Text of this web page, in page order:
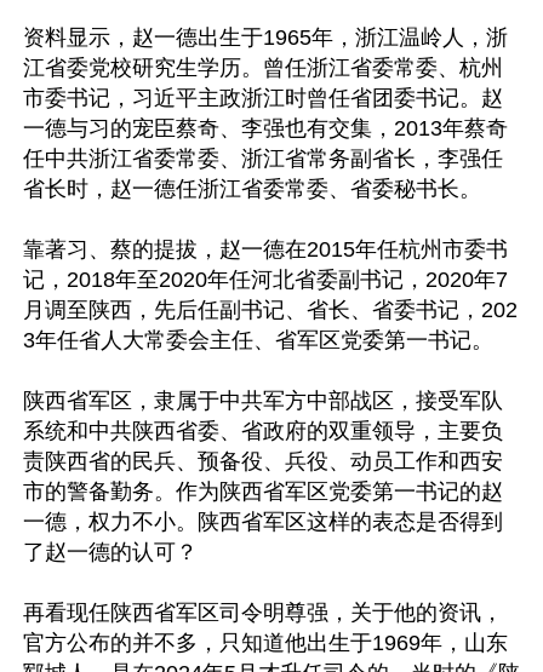
资料显示，赵一德出生于1965年，浙江温岭人，浙
江省委党校研究生学历。曾任浙江省委常委、杭州
市委书记，习近平主政浙江时曾任省团委书记。赵
一德与习的宠臣蔡奇、李强也有交集，2013年蔡奇
任中共浙江省委常委、浙江省常务副省长，李强任
省长时，赵一德任浙江省委常委、省委秘书长。
靠著习、蔡的提拔，赵一德在2015年任杭州市委书
记，2018年至2020年任河北省委副书记，2020年7
月调至陕西，先后任副书记、省长、省委书记，202
3年任省人大常委会主任、省军区党委第一书记。
陕西省军区，隶属于中共军方中部战区，接受军队
系统和中共陕西省委、省政府的双重领导，主要负
责陕西省的民兵、预备役、兵役、动员工作和西安
市的警备勤务。作为陕西省军区党委第一书记的赵
一德，权力不小。陕西省军区这样的表态是否得到
了赵一德的认可？
再看现任陕西省军区司令明尊强，关于他的资讯，
官方公布的并不多，只知道他出生于1969年，山东